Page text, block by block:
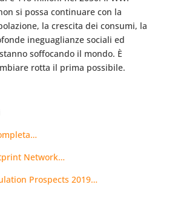
si possa continuare con la
la crescita dei consumi, la
ineguaglianze sociali ed
soffocando il mondo. È
rotta il prima possibile.
Network…
Prospects 2019…